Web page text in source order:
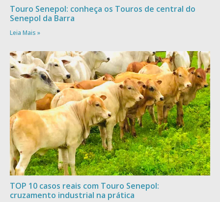
Touro Senepol: conheça os Touros de central do
Senepol da Barra
Leia Mais »
TOP 10 casos reais com Touro Senepol:
cruzamento industrial na prática